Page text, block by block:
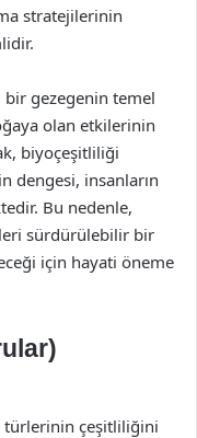
stratejilerinin
bir gezegenin temel
olan etkilerinin
biyoçeşitliliği
dengesi, insanların
Bu nedenle,
sürdürülebilir bir
için hayati öneme
türlerinin çeşitliliğini